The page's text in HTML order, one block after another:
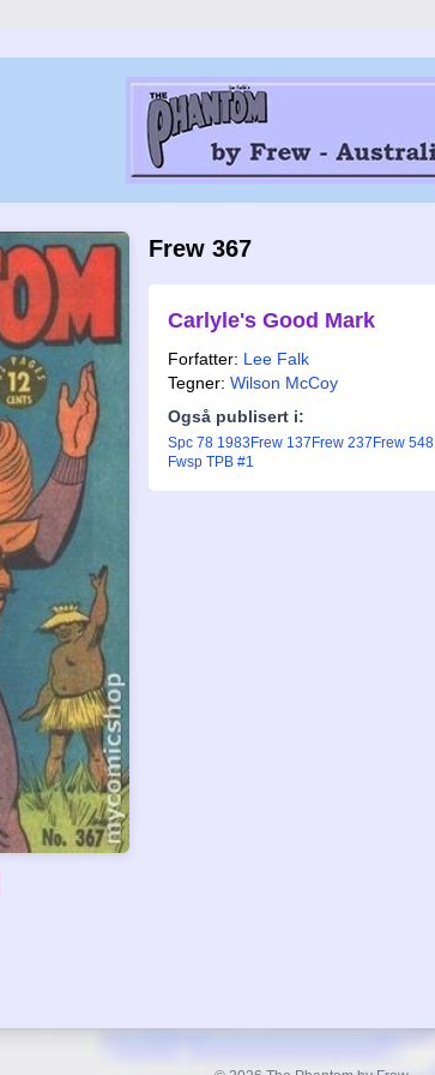
Frew 367
Carlyle's Good Mark
Forfatter: Lee Falk
Tegner: Wilson McCoy
Også publisert i:
Spc 78 1983 Frew 137 Frew 237 Frew 548
Fwsp TPB #1